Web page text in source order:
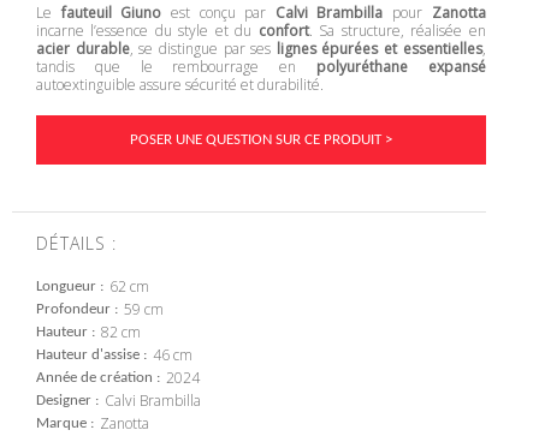
Lefauteuil Giuno est conçu par Calvi Brambilla pour Zanotta
incarne l’essence du style et du confort. Sa structure, réalisée en
acier durable, se distingue par ses lignes épurées et essentielles,
tandis que le rembourrage en polyuréthane expansé
autoextinguible assure sécurité et durabilité.
POSER UNE QUESTION SUR CE PRODUIT >
DÉTAILS :
Longueur 62 cm
Profondeur 59 cm
Hauteur 82 cm
Hauteur d'assise 46 cm
Année de création 2024
Designer Calvi Brambilla
Marque Zanotta